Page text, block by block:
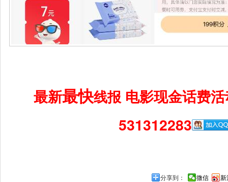
最新最快线报 电影现金话费
531312283
分享到： 微信 新